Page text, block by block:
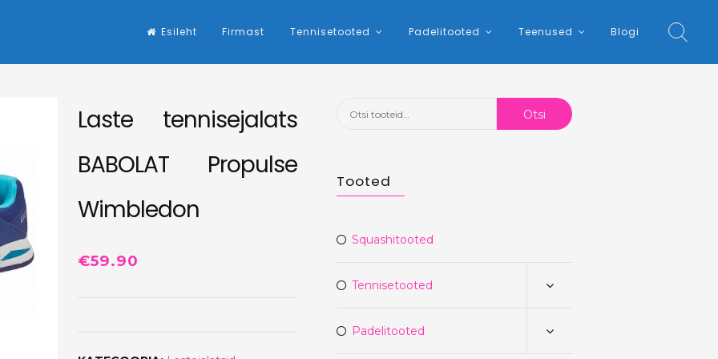
Esileht Firmast Tennisetooted Padelitooted Teenused Blogi
Laste tennisejalats
BABOLAT Propulse
Wimbledon
€59.90
Otsi: Otsi
Tooted
Squashitooted
Tennisetooted
Padelitooted